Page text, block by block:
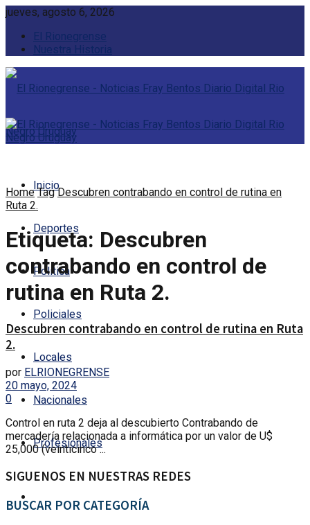
jueves, agosto 6, 2026
El Rionegrense
Nuestra Historia
Inicio
Deportes
Política
Policiales
Locales
Nacionales
Profesionales
Home Tag Descubren contrabando en control de rutina en
Ruta 2.
Etiqueta: Descubren
contrabando en control de
rutina en Ruta 2.
Descubren contrabando en control de rutina en Ruta
2.
por ELRIONEGRENSE
20 mayo, 2024
0
Control en ruta 2 deja al descubierto Contrabando de
mercadería relacionada a informática por un valor de U$
25,000 (veinticinco ...
SIGUENOS EN NUESTRAS REDES
BUSCAR POR CATEGORÍA